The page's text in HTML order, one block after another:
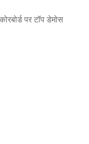
पर टॉप डेमोस